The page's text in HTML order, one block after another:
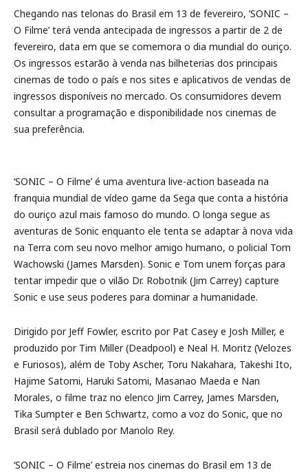
Chegando nas telonas do Brasil em 13 de fevereiro, ‘SONIC –
O Filme’ terá venda antecipada de ingressos a partir de 2 de
fevereiro, data em que se comemora o dia mundial do ouriço.
Os ingressos estarão à venda nas bilheterias dos principais
cinemas de todo o país e nos sites e aplicativos de vendas de
ingressos disponíveis no mercado. Os consumidores devem
consultar a programação e disponibilidade nos cinemas de
sua preferência.
‘SONIC – O Filme’ é uma aventura live-action baseada na
franquia mundial de vídeo game da Sega que conta a história
do ouriço azul mais famoso do mundo. O longa segue as
aventuras de Sonic enquanto ele tenta se adaptar à nova vida
na Terra com seu novo melhor amigo humano, o policial Tom
Wachowski (James Marsden). Sonic e Tom unem forças para
tentar impedir que o vilão Dr. Robotnik (Jim Carrey) capture
Sonic e use seus poderes para dominar a humanidade.
Dirigido por Jeff Fowler, escrito por Pat Casey e Josh Miller, e
produzido por Tim Miller (Deadpool) e Neal H. Moritz (Velozes
e Furiosos), além de Toby Ascher, Toru Nakahara, Takeshi Ito,
Hajime Satomi, Haruki Satomi, Masanao Maeda e Nan
Morales, o filme traz no elenco Jim Carrey, James Marsden,
Tika Sumpter e Ben Schwartz, como a voz do Sonic, que no
Brasil será dublado por Manolo Rey.
‘SONIC – O Filme’ estreia nos cinemas do Brasil em 13 de